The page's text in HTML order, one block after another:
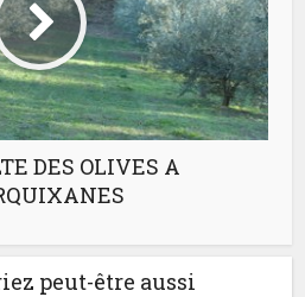
DES OLIVES A
peut-être aussi